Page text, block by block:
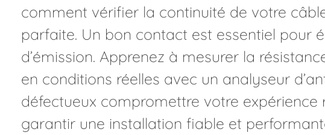
comment vérifier la continuité de votre
parfaite. Un bon contact est essentiel pour
d’émission. Apprenez à mesurer la
en conditions réelles avec un analyseur
défectueux compromettre votre
garantir une installation fiable et